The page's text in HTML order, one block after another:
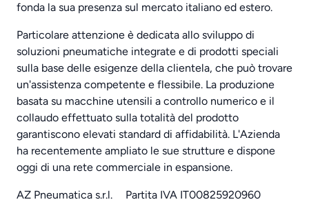
fonda la sua presenza sul mercato italiano ed estero.
Particolare attenzione è dedicata allo sviluppo di
soluzioni pneumatiche integrate e di prodotti speciali
sulla base delle esigenze della clientela, che può trovare
un'assistenza competente e flessibile. La produzione
basata su macchine utensili a controllo numerico e il
collaudo effettuato sulla totalità del prodotto
garantiscono elevati standard di affidabilità. L'Azienda
ha recentemente ampliato le sue strutture e dispone
oggi di una rete commerciale in espansione.
AZ Pneumatica s.r.l.
Partita IVA IT00825920960